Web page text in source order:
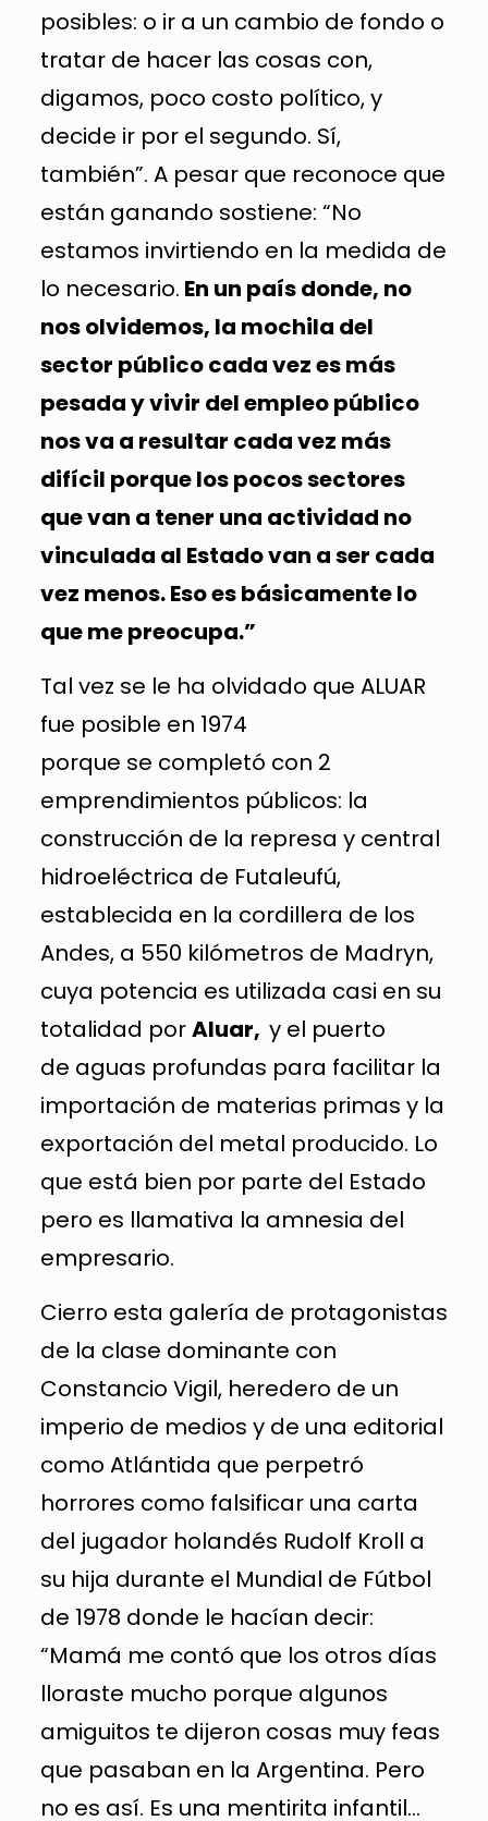
posibles: o ir a un cambio de fondo o
tratar de hacer las cosas con,
digamos, poco costo político, y
decide ir por el segundo. Sí,
también”. A pesar que reconoce que
están ganando sostiene: “No
estamos invirtiendo en la medida de
lo necesario. En un país donde, no
nos olvidemos, la mochila del
sector público cada vez es más
pesada y vivir del empleo público
nos va a resultar cada vez más
difícil porque los pocos sectores
que van a tener una actividad no
vinculada al Estado van a ser cada
vez menos. Eso es básicamente lo
que me preocupa.”
Tal vez se le ha olvidado que ALUAR
fue posible en 1974
porque se completó con 2
emprendimientos públicos: la
construcción de la represa y central
hidroeléctrica de Futaleufú,
establecida en la cordillera de los
Andes, a 550 kilómetros de Madryn,
cuya potencia es utilizada casi en su
totalidad porAluar, y el puerto
de aguas profundas para facilitar la
importación de materias primas y la
exportación del metal producido. Lo
que está bien por parte del Estado
pero es llamativa la amnesia del
empresario.
Cierro esta galería de protagonistas
de la clase dominante con
Constancio Vigil, heredero de un
imperio de medios y de una editorial
como Atlántida que perpetró
horrores como falsificar una carta
del jugador holandés Rudolf Kroll a
su hija durante el Mundial de Fútbol
de 1978 donde le hacían decir:
“Mamá me contó que los otros días
lloraste mucho porque algunos
amiguitos te dijeron cosas muy feas
que pasaban en la Argentina. Pero
no es así. Es una mentirita infantil…